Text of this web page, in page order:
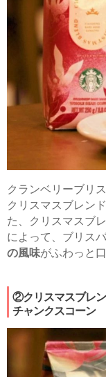
クランベリーブリ
クリスマスブレン
た、クリスマスブ
によって、ブリス
の風味がふわっと
②クリスマスブレ
チャンクスコーン